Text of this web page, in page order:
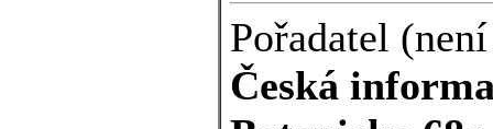
Pořadatel
Česká